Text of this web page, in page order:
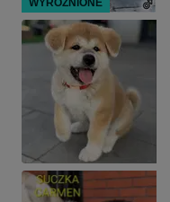
WYRÓŻNIONE